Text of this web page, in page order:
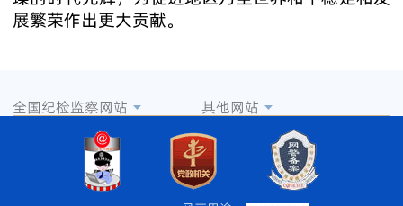
展繁荣作出更大贡献。
全国纪检监察网站 其他网站